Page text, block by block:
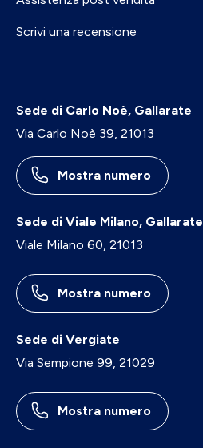
Scrivi una recensione
Sede di Carlo Noè, Gallarate
Via Carlo Noè 39, 21013
Mostra numero
Sede di Viale Milano, Gallarate
Viale Milano 60, 21013
Mostra numero
Sede di Vergiate
Via Sempione 99, 21029
Mostra numero